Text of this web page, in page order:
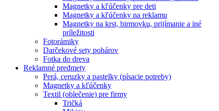
Magnetky a kľúčenky pre deti
Magnetky a kľúčenky na reklamu
Magnetky na krst, birmovku, prijímanie a iné
príležitosti
Fotorámiky
Darčekové sety pohárov
Fotka do dreva
Reklamné predmety
Perá, ceruzky a pastelky (písacie potreby)
Magnetky a kľúčenky
Textil (oblečenie) pre firmy
Tričká